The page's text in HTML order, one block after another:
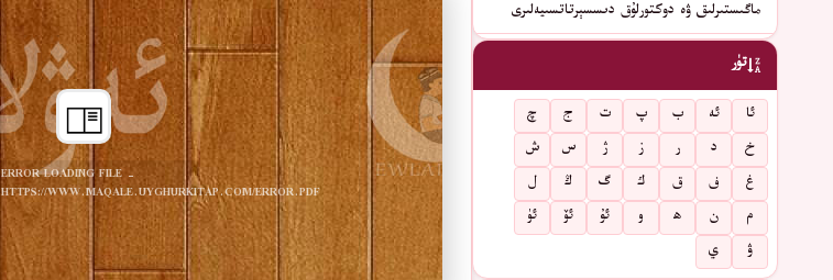
ERROR LOADING FILE -
HTTPS://WWW.MAQALE.UYGHURKITAP.COM/ERROR.PDF
ماگىستىرلىق ۋە دوكتورلۇق دىسسېرتاتسىيەلىرى
تۈر
ئا ئە ب پ ت ج
چ
خ
د ر ز ژ س
ش
غ
ف ق ك گ ڭ
ل
م
ن ھ و ئۇ ئۆ
ئۈ
ۋ
ي